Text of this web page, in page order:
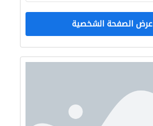
عرض الصفحة الشخصية